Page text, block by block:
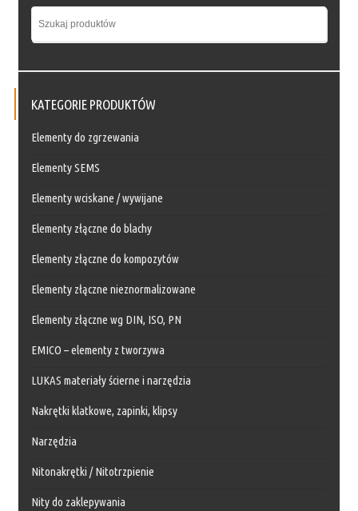
KATEGORIE PRODUKTÓW
Elementy do zgrzewania
Elementy SEMS
Elementy wciskane / wywijane
Elementy złączne do blachy
Elementy złączne do kompozytów
Elementy złączne nieznormalizowane
Elementy złączne wg DIN, ISO, PN
EMICO – elementy z tworzywa
LUKAS materiały ścierne i narzędzia
Nakrętki klatkowe, zapinki, klipsy
Narzędzia
Nitonakrętki / Nitotrzpienie
Nity do zaklepywania